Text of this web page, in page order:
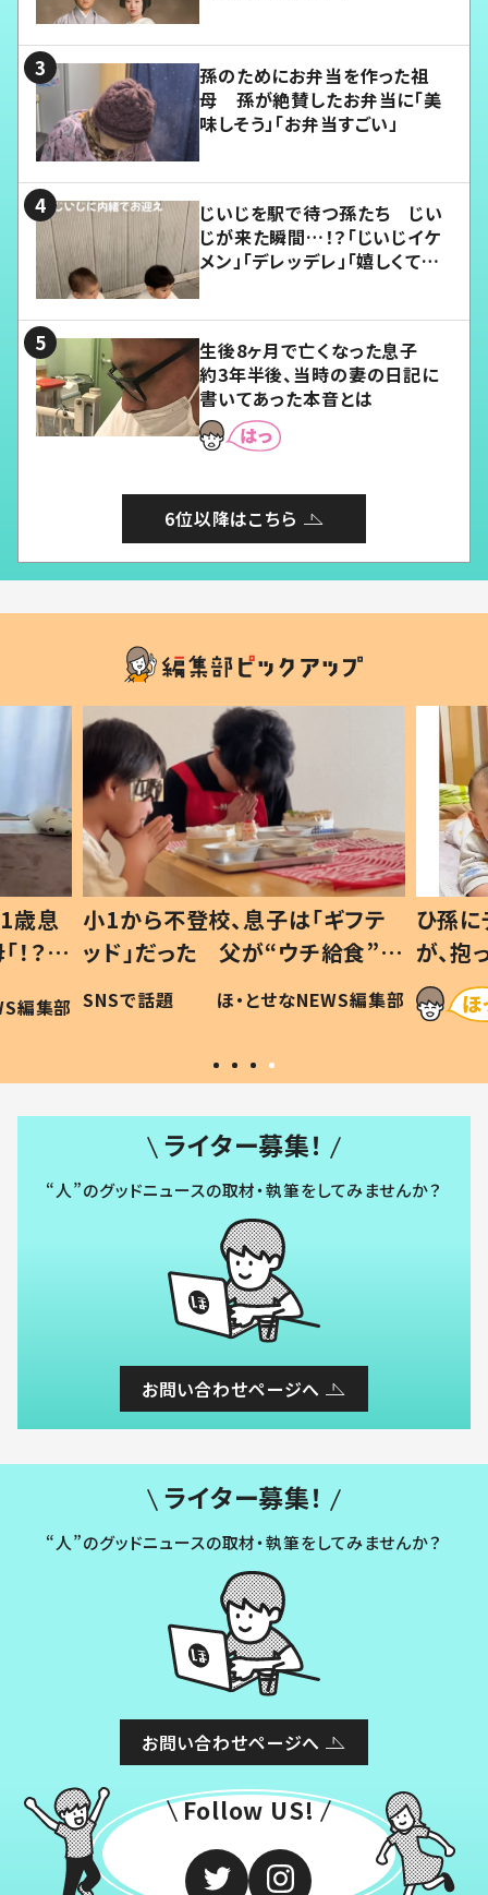
孫のためにお弁当を作った祖
母 孫が絶賛したお弁当に「美
味しそう」「お弁当すごい」
じいじを駅で待つ孫たち じい
じが来た瞬間…！？「じいじイケ
メン」「デレッデレ」「嬉しくて可
生後8ヶ月で亡くなった息子
約3年半後、当時の妻の日記に
書いてあった本音とは
6位以降はこちら
歳息
？」
編集部
小1から不登校、息子は「ギフテ
ッド」だった 父が“ウチ給食”を
作り続ける理由とは #令和の親
#令和の子
SNSで話題 ほ・とせなNEWS編集部
ひ孫
が、
「涙が
い」
ライター募集！
“人”のグッドニュースの取材・執筆をしてみませんか？
お問い合わせページへ
ライター募集！
“人”のグッドニュースの取材・執筆をしてみませんか？
お問い合わせページへ
Follow US!